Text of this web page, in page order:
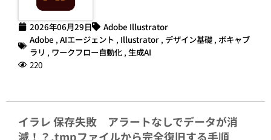
2026年06月29日
Adobe Illustrator
Adobe , AIエージェント , Illustrator , デザイン基礎 , ボキャブ
ラリ , ワークフロー自動化 , 生成AI
220
イラレ 保存失敗 アラートなしでデータが消
滅！？.tmpファイルから完全復旧する手順